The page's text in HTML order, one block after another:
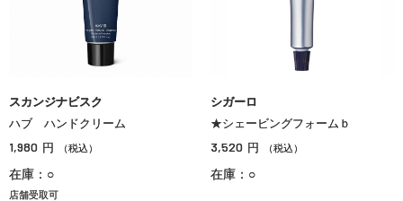
スカンジナビスク
ハブ ハンドクリーム
1,980 円 （税込）
在庫：○
店舗受取可
シガーロ
★シェービングフォームｂ
3,520 円 （税込）
在庫：○